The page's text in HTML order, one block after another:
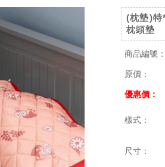
(枕墊)特
枕頭墊
商品編號：
原價：
優惠價：
樣式：
尺寸：